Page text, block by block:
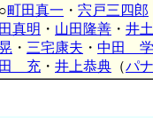
○町田真一 ・ 宍戸三四郎
田真明 ・ 山田隆善 ・ 井
・ 三宅康夫 ・ 中田 学
田 充 ・ 井上恭典 （パ